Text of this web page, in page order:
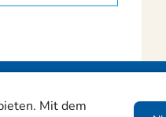
Mit dem